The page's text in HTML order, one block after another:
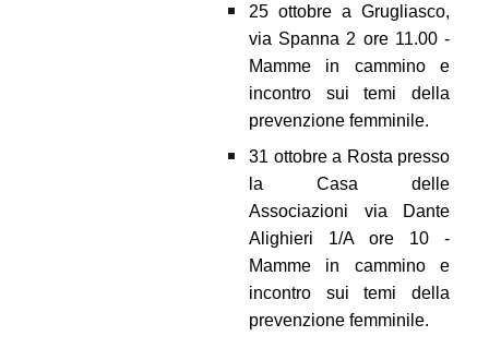
25 ottobre a Grugliasco,
via Spanna 2 ore 11.00 -
Mamme in cammino e
incontro sui temi della
prevenzione femminile.
31 ottobre a Rosta presso
la Casa delle
Associazioni via Dante
Alighieri 1/A ore 10 -
Mamme in cammino e
incontro sui temi della
prevenzione femminile.